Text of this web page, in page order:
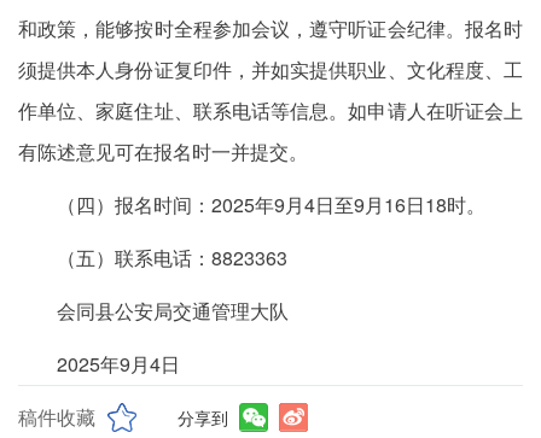
和政策，能够按时全程参加会议，遵守听证会纪律。报名时
须提供本人身份证复印件，并如实提供职业、文化程度、工
作单位、家庭住址、联系电话等信息。如申请人在听证会上
有陈述意见可在报名时一并提交。
（四）报名时间：2025年9月4日至9月16日18时。
（五）联系电话：8823363
会同县公安局交通管理大队
2025年9月4日
稿件收藏
分享到